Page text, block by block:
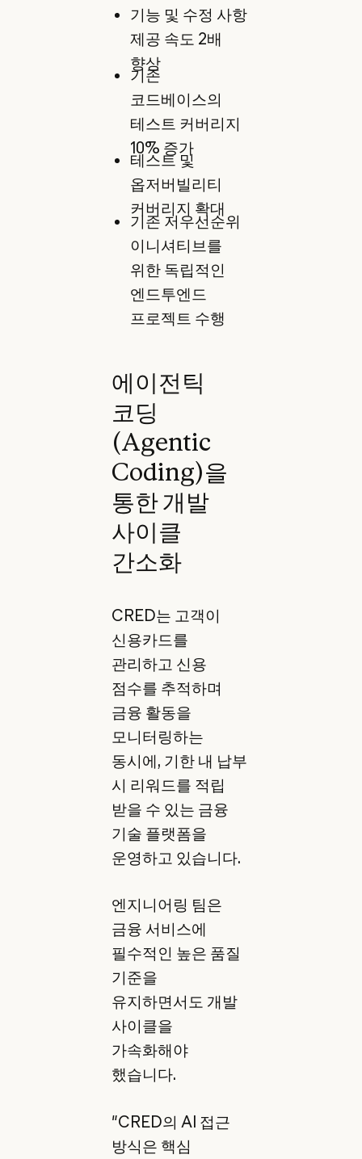
기능 및 수정 사항
제공 속도 2배
향상
기존
코드베이스의
테스트 커버리지
10% 증가
테스트 및
옵저버빌리티
커버리지 확대
기존 저우선순위
이니셔티브를
위한 독립적인
엔드투엔드
프로젝트 수행
에이전틱
코딩
(Agentic
Coding)을
통한 개발
사이클
간소화
CRED는 고객이
신용카드를
관리하고 신용
점수를 추적하며
금융 활동을
모니터링하는
동시에, 기한 내 납부
시 리워드를 적립
받을 수 있는 금융
기술 플랫폼을
운영하고 있습니다.
엔지니어링 팀은
금융 서비스에
필수적인 높은 품질
기준을
유지하면서도 개발
사이클을
가속화해야
했습니다.
"CRED의 AI 접근
방식은 핵심